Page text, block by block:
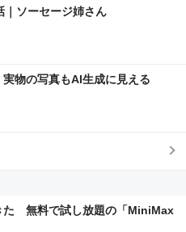
｜ソーセージ姉さん
物の写真もAI生成に見える
た 無料で試し放題の「MiniMax